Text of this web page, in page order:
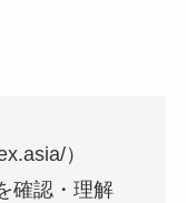
）
確認・理解